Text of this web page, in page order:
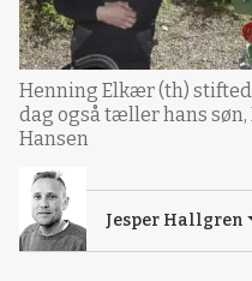
Henning Elkær (th)
dag også tæller hans søn,
Hansen
Jesper Hallgren